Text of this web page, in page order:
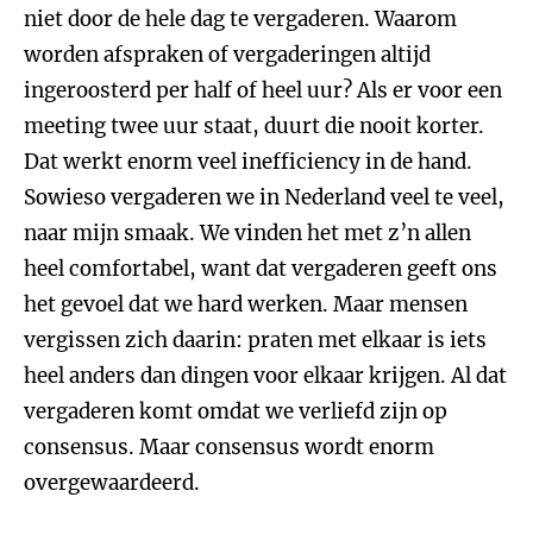
niet door de hele dag te vergaderen. Waarom
worden afspraken of vergaderingen altijd
ingeroosterd per half of heel uur? Als er voor een
meeting twee uur staat, duurt die nooit korter.
Dat werkt enorm veel inefficiency in de hand.
Sowieso vergaderen we in Nederland veel te veel,
naar mijn smaak. We vinden het met z’n allen
heel comfortabel, want dat vergaderen geeft ons
het gevoel dat we hard werken. Maar mensen
vergissen zich daarin: praten met elkaar is iets
heel anders dan dingen voor elkaar krijgen. Al dat
vergaderen komt omdat we verliefd zijn op
consensus. Maar consensus wordt enorm
overgewaardeerd.